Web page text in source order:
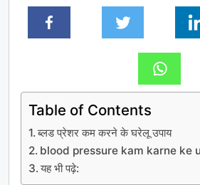
Table of Contents
ब्लड प्रेशर कम करने के घरेलू उपाय
blood pressure kam karne ke
यह भी पढ़े: